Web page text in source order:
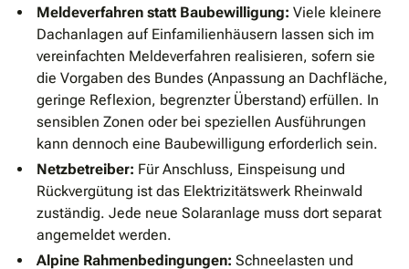
Meldeverfahren statt Baubewilligung: Viele kleinere
Dachanlagen auf Einfamilienhäusern lassen sich im
vereinfachten Meldeverfahren realisieren, sofern sie
die Vorgaben des Bundes (Anpassung an Dachfläche,
geringe Reflexion, begrenzter Überstand) erfüllen. In
sensiblen Zonen oder bei speziellen Ausführungen
kann dennoch eine Baubewilligung erforderlich sein.
Netzbetreiber: Für Anschluss, Einspeisung und
Rückvergütung ist das Elektrizitätswerk Rheinwald
zuständig. Jede neue Solaranlage muss dort separat
angemeldet werden.
Alpine Rahmenbedingungen: Schneelasten und